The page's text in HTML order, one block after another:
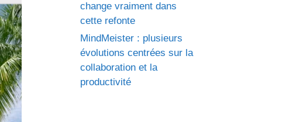
change vraiment dans
cette refonte
MindMeister : plusieurs
évolutions centrées sur la
collaboration et la
productivité